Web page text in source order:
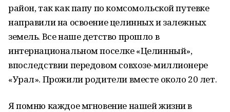
район, так как папу по комсомольской путевке
направили на освоение целинных и залежных
земель. Все наше детство прошло в
интернациональном поселке «Целинный»,
впоследствии передовом совхозе-миллионере
«Урал». Прожили родители вместе около 20 лет.
Я помню каждое мгновение нашей жизни в